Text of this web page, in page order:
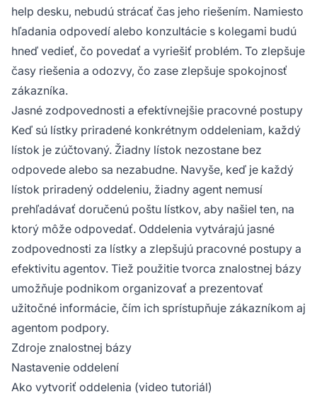
help desku, nebudú strácať čas jeho riešením. Namiesto
hľadania odpovedí alebo konzultácie s kolegami budú
hneď vedieť, čo povedať a vyriešiť problém. To zlepšuje
časy riešenia a odozvy, čo zase zlepšuje spokojnosť
zákazníka.
Jasné zodpovednosti a efektívnejšie pracovné postupy
Keď sú lístky priradené konkrétnym oddeleniam, každý
lístok je zúčtovaný. Žiadny lístok nezostane bez
odpovede alebo sa nezabudne. Navyše, keď je každý
lístok priradený oddeleniu, žiadny agent nemusí
prehľadávať doručenú poštu lístkov, aby našiel ten, na
ktorý môže odpovedať. Oddelenia vytvárajú jasné
zodpovednosti za lístky a zlepšujú pracovné postupy a
efektivitu agentov. Tiež použitie tvorca znalostnej bázy
umožňuje podnikom organizovať a prezentovať
užitočné informácie, čím ich sprístupňuje zákazníkom aj
agentom podpory.
Zdroje znalostnej bázy
Nastavenie oddelení
Ako vytvoriť oddelenia (video tutoriál)